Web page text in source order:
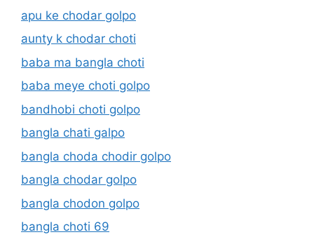
apu ke chodar golpo
aunty k chodar choti
baba ma bangla choti
baba meye choti golpo
bandhobi choti golpo
bangla chati galpo
bangla choda chodir golpo
bangla chodar golpo
bangla chodon golpo
bangla choti 69